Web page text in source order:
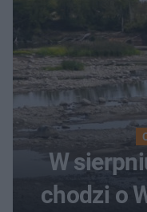
W
chodzi o